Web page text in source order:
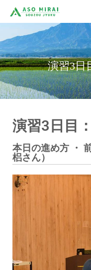
演習3日
演習3日目
本日の進め方 ・
梠さん）​​